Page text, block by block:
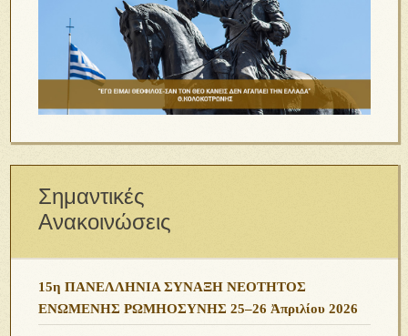
Σημαντικές
Ανακοινώσεις
15η ΠΑΝΕΛΛΗΝΙΑ ΣΥΝΑΞΗ ΝΕΟΤΗΤΟΣ
ΕΝΩΜΕΝΗΣ ΡΩΜΗΟΣΥΝΗΣ 25–26 Ἀπριλίου 2026